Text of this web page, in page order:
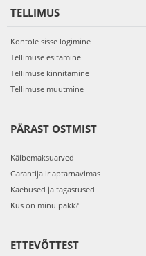
TELLIMUS
Kontole sisse logimine
Tellimuse esitamine
Tellimuse kinnitamine
Tellimuse muutmine
PÄRAST OSTMIST
Käibemaksuarved
Garantija ir aptarnavimas
Kaebused ja tagastused
Kus on minu pakk?
ETTEVÕTTEST